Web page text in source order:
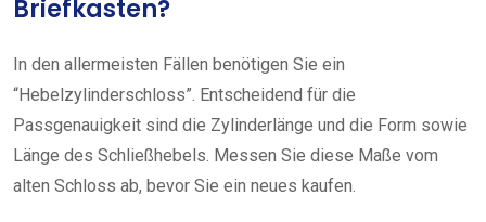
Briefkasten?
In den allermeisten Fällen benötigen Sie ein
“Hebelzylinderschloss”. Entscheidend für die
Passgenauigkeit sind die Zylinderlänge und die Form sowie
Länge des Schließhebels. Messen Sie diese Maße vom
alten Schloss ab, bevor Sie ein neues kaufen.